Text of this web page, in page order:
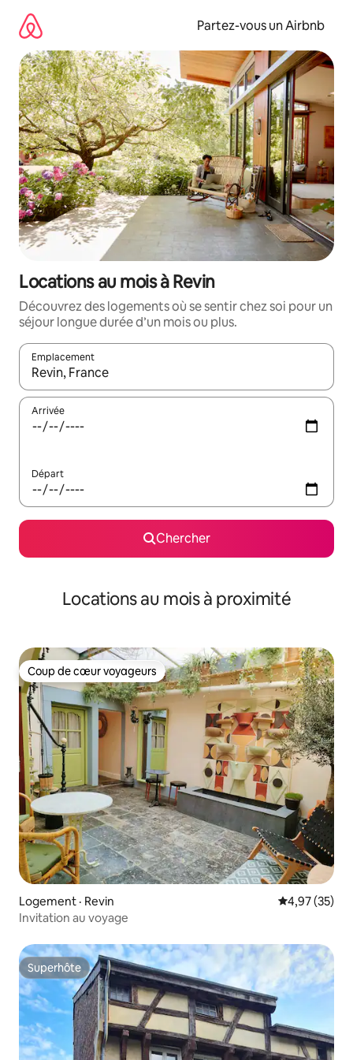
directement
contenu
Partez-vous un Airbnb
Locations au mois à Revin
Découvrez des logements où se sentir chez soi pour un
séjour longue durée d’un mois ou plus.
Emplacement
Quand les résultats sont affichés, parcourez-les en utilisant
Arrivée
Départ
Chercher
Locations au mois à proximité
Coup de cœur voyageurs
Coup de cœur voyageurs
Logement · Revin Note
4,97 (35)
Invitation au voyage
Superhôte
Superhôte